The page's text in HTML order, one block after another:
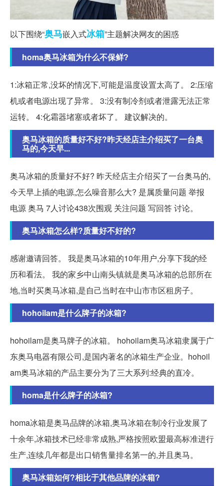
以下围绕“奥马嵌入式冰箱”主题解决网友的困惑
homa奥马冰箱为什么不保鲜?
1:冰箱正常,没坏的情况下,可能是温度设置太高了。 2:压缩
机或者电源出现了异常。 3:没有制冷剂或者泄露无法正常
运转。 4:化霜器堵塞或者坏了。 建议解决的。
奥马冰箱的质量好不好?昨天经店主介绍买了一台奥
马的,今天早...
奥马冰箱的质量好不好? 昨天经店主介绍买了一台奥马的,
今天早上插的电源,怎么噪音那么大? 是属质量问题 举报
电源 奥马 7人讨论438次围观 关注问题 写回答 讨论。
奥马冰箱怎么样?质量好不好的?
感谢邀请回答。 我是奥马冰箱的10年用户,分享下我的经
历和看法。 我的家乡中山南头镇就是奥马冰箱的总部所在
地,当时买奥马冰箱,是自己当时在中山市市区租房子。
hohoilam是什么牌子的冰箱?
hohoilam是奥马牌子的冰箱。 hohoilam奥马冰箱隶属于广
东奥马电器有限公司,是国内著名的冰箱生产企业。hohoil
am奥马冰箱的产品主要分为了三大系列:经典的直冷。
homa是什么牌子的冰箱?
homa冰箱是奥马品牌的冰箱,奥马冰箱在制冷行业发展了
十余年,冰箱技术已经非常成熟,严格按照欧盟最高标准进行
生产,连续几年都是出口销售量排名第一的,并且奥马。
奥马冰箱如何?相比于其他品牌的冰箱?